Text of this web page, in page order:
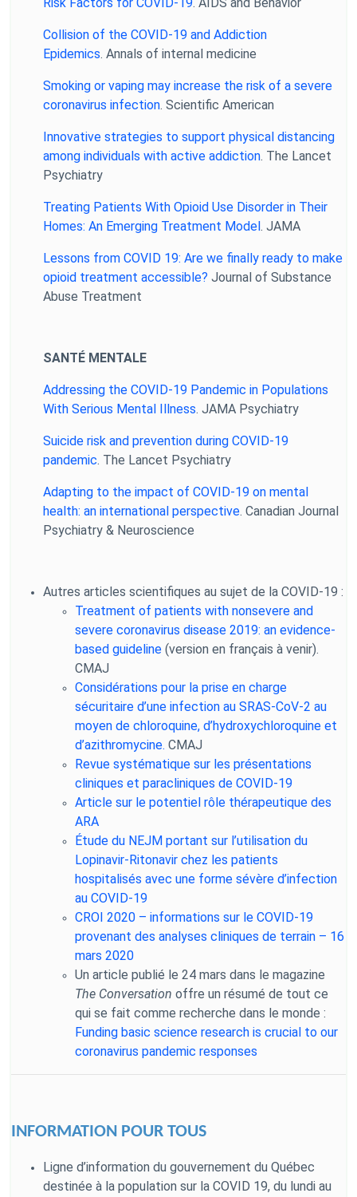
Collision of the COVID-19 and Addiction
Epidemics. Annals of internal medicine
Smoking or vaping may increase the risk of a severe
coronavirus infection. Scientific American
Innovative strategies to support physical distancing
among individuals with active addiction. The Lancet
Psychiatry
Treating Patients With Opioid Use Disorder in Their
Homes: An Emerging Treatment Model. JAMA
Lessons from COVID 19: Are we finally ready to make
opioid treatment accessible? Journal of Substance
Abuse Treatment
SANTÉ MENTALE
Addressing the COVID-19 Pandemic in Populations
With Serious Mental Illness. JAMA Psychiatry
Suicide risk and prevention during COVID-19
pandemic. The Lancet Psychiatry
Adapting to the impact of COVID-19 on mental
health: an international perspective. Canadian Journal
Psychiatry & Neuroscience
Autres articles scientifiques au sujet de la COVID-19 :
Treatment of patients with nonsevere and
severe coronavirus disease 2019: an evidence-
based guideline (version en français à venir).
CMAJ
Considérations pour la prise en charge
sécuritaire d’une infection au SRAS-CoV-2 au
moyen de chloroquine, d’hydroxychloroquine et
d’azithromycine. CMAJ
Revue systématique sur les présentations
cliniques et paracliniques de COVID-19
Article sur le potentiel rôle thérapeutique des
ARA
Étude du NEJM portant sur l’utilisation du
Lopinavir-Ritonavir chez les patients
hospitalisés avec une forme sévère d’infection
au COVID-19
CROI 2020 – informations sur le COVID-19
provenant des analyses cliniques de terrain – 16
mars 2020
Un article publié le 24 mars dans le magazine
The Conversation offre un résumé de tout ce
qui se fait comme recherche dans le monde :
Funding basic science research is crucial to our
coronavirus pandemic responses
INFORMATION POUR TOUS
Ligne d’information du gouvernement du Québec
destinée à la population sur la COVID 19, du lundi au